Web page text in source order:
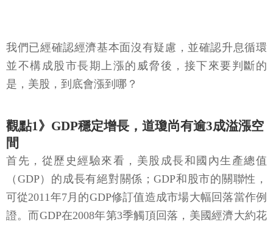
我們已經確認經濟基本面沒有疑慮，並確認升息循環
並不構成股市長期上漲的威脅後，接下來要判斷的
是，美股，到底會漲到哪？
觀點1》GDP穩定增長，道瓊尚有逾3成溢漲空
間
首先，從歷史經驗來看，美股成長和國內生產總值
（GDP）的成長有絕對關係；GDP和股市的關聯性，
可從2011年7月的GDP修訂值造成市場大幅回落當作例
證。而GDP在2008年第3季觸頂回落，美國經濟大約花